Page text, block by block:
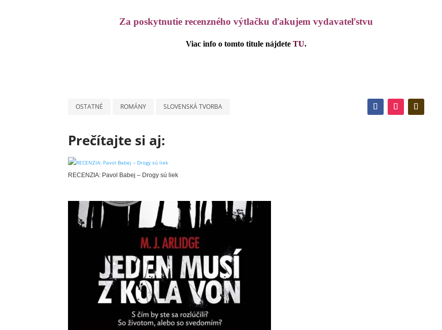
Za poskytnutie recenzného výtlačku ďakujem vydavateľstvu
Viac info o tomto titule nájdeteTU.
OSTATNÉ ROMÁNY SLOVENSKÁ TVORBA
Prečítajte si aj:
RECENZIA: Pavol Babej – Drogy sú liek